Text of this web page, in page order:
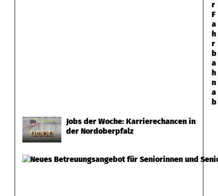
r
F
a
h
r
b
a
h
n
a
b
Jobs der Woche: Karrierechancen in
der Nordoberpfalz